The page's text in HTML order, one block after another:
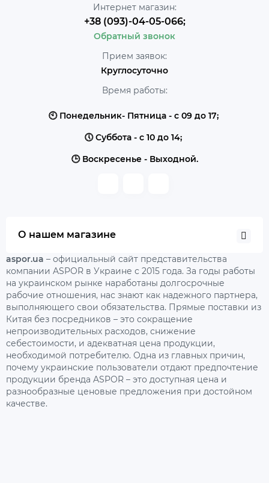
Интернет магазин:
+38 (093)-04-05-066;
Обратный звонок
Прием заявок:
Круглосуточно
Время работы:
🕙 Понедельник- Пятница - с 09 до 17;
🕔 Суббота - с 10 до 14;
🕒 Воскресенье - Выходной.
О нашем магазине
aspor.ua – официальный сайт представительства
компании ASPOR в Украине с 2015 года. За годы работы
на украинском рынке наработаны долгосрочные
рабочие отношения, нас знают как надежного партнера,
выполняющего свои обязательства. Прямые поставки из
Китая без посредников – это сокращение
непроизводительных расходов, снижение
себестоимости, и адекватная цена продукции,
необходимой потребителю. Одна из главных причин,
почему украинские пользователи отдают предпочтение
продукции бренда ASPOR – это доступная цена и
разнообразные ценовые предложения при достойном
качестве.